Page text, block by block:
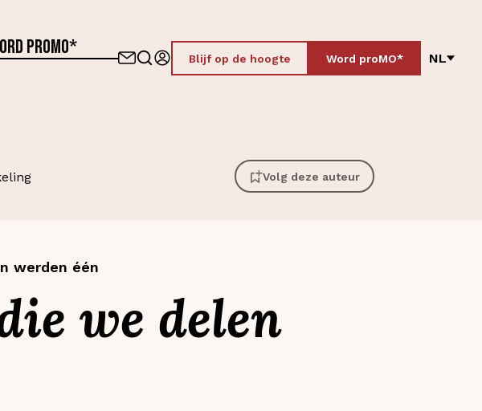
proMO* Blijf op de hoogte Word proMO* NL
Volg deze auteur
werden één
we delen